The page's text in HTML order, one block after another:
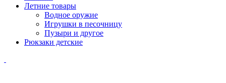
Летние товары
Водное оружие
Игрушки в песочницу
Пузыри и другое
Рюкзаки детские